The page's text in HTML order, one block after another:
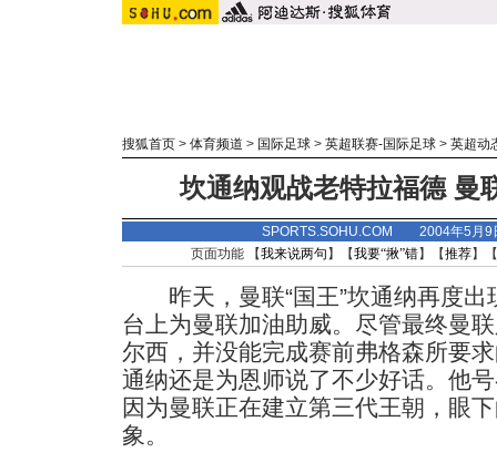
搜狐首页 > 体育频道 > 国际足球 > 英超联赛-国际足球 > 英超动
坎通纳观战老特拉福德 曼
SPORTS.SOHU.COM 2004年5
页面功能 【我来说两句 】【我要“揪”错】【推荐】
昨天，曼联“国王”坎通纳再度出
台上为曼联加油助威。尽管最终曼
尔西，并没能完成赛前弗格森所要
通纳还是为恩师说了不少好话。他
因为曼联正在建立第三代王朝，眼
象。